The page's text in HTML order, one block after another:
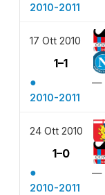
2010-2011
17 Ott 2010
1–1
●
—
2010-2011
24 Ott 2010
1–0
●
—
2010-2011